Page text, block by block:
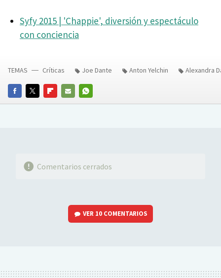
Syfy 2015 | 'Chappie', diversión y espectáculo
con conciencia
FACEBOOKTWITTERFLIPBOARD
E-
WHATSAPP
TEMAS Críticas Joe Dante Anton Yelchin Alexandra
Comentarios cerrados
VER 10 COMENTARIOS